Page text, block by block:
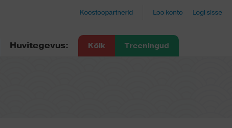
Koostööpartnerid Loo konto Logi sisse
Huvitegevus: Kõik Treeningud